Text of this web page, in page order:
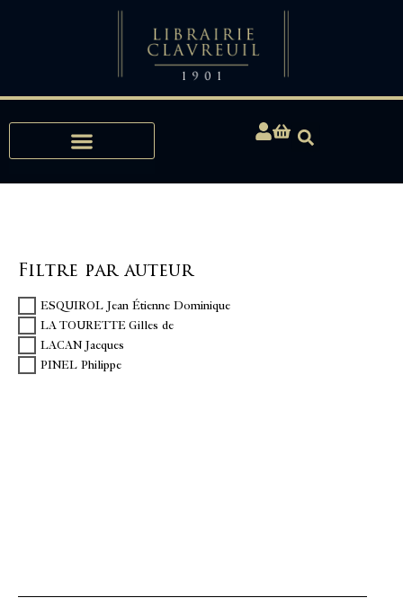
Filtre par auteur
ESQUIROL Jean Étienne Dominique
LA TOURETTE Gilles de
LACAN Jacques
PINEL Philippe